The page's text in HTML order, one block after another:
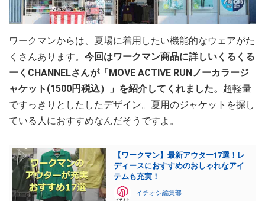
ワークマンからは、夏場に着用したい機能的なウェアがた
くさんあります。 今回はワークマン商品に詳しいくるくる
ーくCHANNELさんが「MOVE ACTIVE RUNノーカラージ
ャケット(1500円税込）」を紹介してくれました。 超軽量
ですっきりとしたしたデザイン。夏用のジャケットを探し
ている人におすすめなんだそうですよ。
【ワークマン】最新アウター17選！レ
ディースにおすすめのおしゃれなアイ
テムも充実！
イチオシ編集部